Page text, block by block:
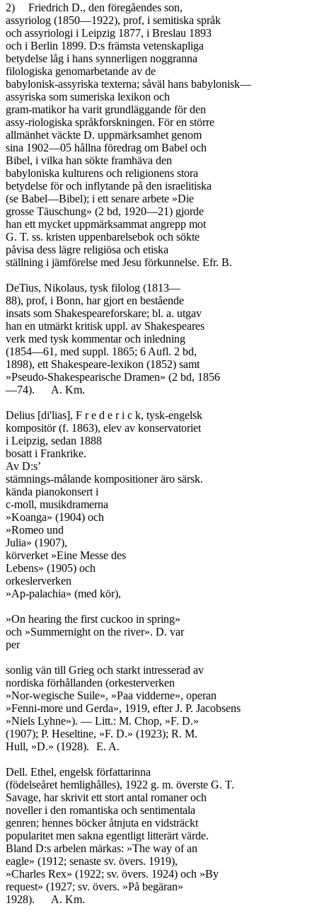
2)	Friedrich D., den föregåendes son,
assyriolog (1850—1922), prof, i semitiska språk
och assyriologi i Leipzig 1877, i Breslau 1893
och i Berlin 1899. D:s främsta vetenskapliga
betydelse låg i hans synnerligen noggranna
filologiska genomarbetande av de
babylonisk-assyriska texterna; såväl hans babylonisk—
assyriska som sumeriska lexikon och
gram-matikor ha varit grundläggande för den
assy-riologiska språkforskningen. För en större
allmänhet väckte D. uppmärksamhet genom
sina 1902—05 hållna föredrag om Babel och
Bibel, i vilka han sökte framhäva den
babyloniska kulturens och religionens stora
betydelse för och inflytande på den israelitiska
(se Babel—Bibel); i ett senare arbete »Die
grosse Täuschung» (2 bd, 1920—21) gjorde
han ett mycket uppmärksammat angrepp mot
G. T. ss. kristen uppenbarelsebok och sökte
påvisa dess lägre religiösa och etiska
ställning i jämförelse med Jesu förkunnelse. Efr. B.
DeTius, Nikolaus, tysk filolog (1813—
88), prof, i Bonn, har gjort en bestående
insats som Shakespeareforskare; bl. a. utgav
han en utmärkt kritisk uppl. av Shakespeares
verk med tysk kommentar och inledning
(1854—61, med suppl. 1865; 6 Aufl. 2 bd,
1898), ett Shakespeare-lexikon (1852) samt
»Pseudo-Shakespearische Dramen» (2 bd, 1856
—74).	A. Km.
Delius [di'lias], F r e d e r i c k, tysk-engelsk
kompositör (f. 1863), elev av konservatoriet
i Leipzig, sedan 1888
bosatt i Frankrike.
Av D:s’
stämnings-målande kompositioner äro särsk.
kända pianokonsert i
c-moll, musikdramerna
»Koanga» (1904) och
»Romeo und
Julia» (1907),
körverket »Eine Messe des
Lebens» (1905) och
orkeslerverken
»Ap-palachia» (med kör),
»On hearing the first cuckoo in spring»
och »Summernight on the river». D. var
per
sonlig vän till Grieg och starkt intresserad av
nordiska förhållanden (orkesterverken
»Nor-wegische Suile», »Paa vidderne», operan
»Fenni-more und Gerda», 1919, efter J. P. Jacobsens
»Niels Lyhne»). — Litt.: M. Chop, »F. D.»
(1907); P. Heseltine, »F. D.» (1923); R. M.
Hull, »D.» (1928).	E. A.
Dell. Ethel, engelsk författarinna
(födelseåret hemlighålles), 1922 g. m. överste G. T.
Savage, har skrivit ett stort antal romaner och
noveller i den romantiska och sentimentala
genren; hennes böcker åtnjuta en vidsträckt
popularitet men sakna egentligt litterärt värde.
Bland D:s arbelen märkas: »The way of an
eagle» (1912; senaste sv. övers. 1919),
»Charles Rex» (1922; sv. övers. 1924) och »By
request» (1927; sv. övers. »På begäran»
1928).	A. Km.